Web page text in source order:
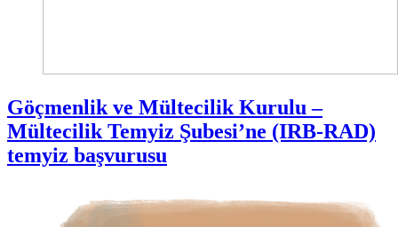
Göçmenlik ve Mültecilik Kurulu –
Mültecilik Temyiz Şubesi’ne (IRB-RAD)
temyiz başvurusu